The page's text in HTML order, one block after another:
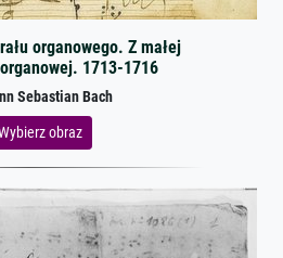
organowego. Z małej
1713-1716
Sebastian Bach
obraz